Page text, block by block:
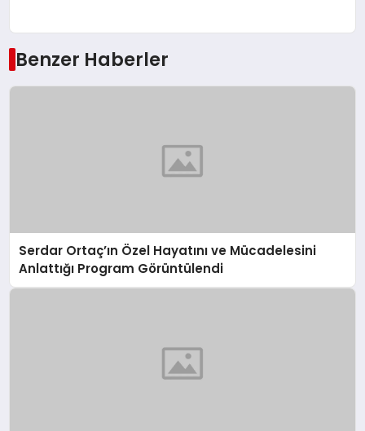
Benzer Haberler
Serdar Ortaç’ın Özel Hayatını ve Mücadelesini
Anlattığı Program Görüntülendi